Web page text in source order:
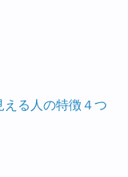
える人の特徴４つ